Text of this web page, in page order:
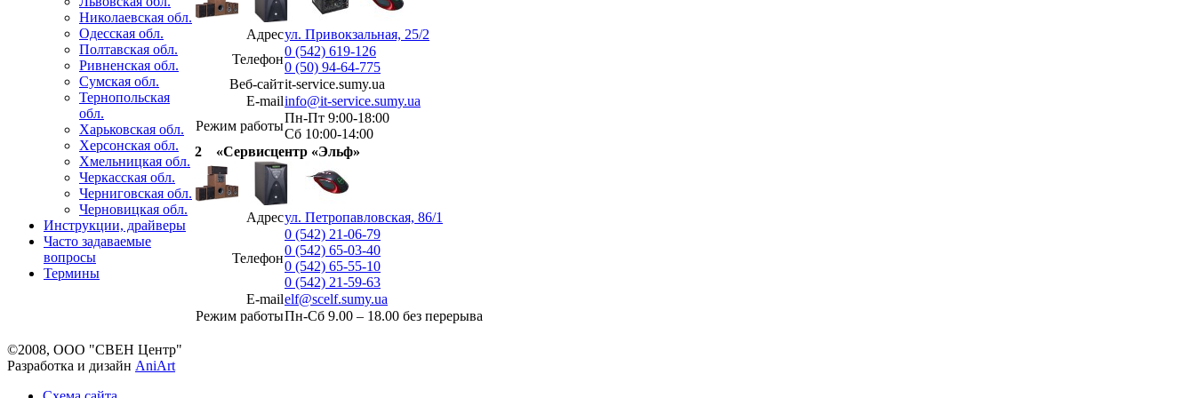
Николаевская обл.
Одесская обл.
Полтавская обл.
Ривненская обл.
Сумская обл.
Тернопольская
обл.
Харьковская обл.
Херсонская обл.
Хмельницкая обл.
Черкасская обл.
Черниговская обл.
Черновицкая обл.
Инструкции, драйверы
Часто задаваемые
вопросы
Термины
Адресул. Привокзальная, 25/2
Телефон
0 (542) 619-126
0 (50) 94-64-775
Веб-сайтit-service.sumy.ua
E-mailinfo@it-service.sumy.ua
Режим работы
Пн-Пт 9:00-18:00
Сб 10:00-14:00
2 «Сервисцентр «Эльф»
Адресул. Петропавловская, 86/1
Телефон
0 (542) 21-06-79
0 (542) 65-03-40
0 (542) 65-55-10
0 (542) 21-59-63
E-mailelf@scelf.sumy.ua
Режим работыПн-Сб 9.00 – 18.00 без перерыва
©2008, ООО "СВЕН Центр"
Разработка и дизайн AniArt